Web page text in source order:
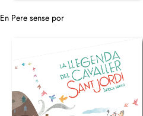
En Pere sense por